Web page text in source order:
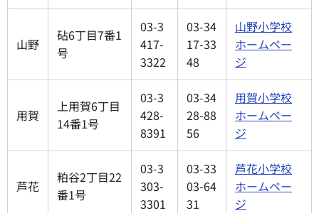
山野
砧6丁目7番1
号
03-3
417-
3322
03-34
17-33
48
山野小学校
ホームペー
ジ
用賀
上用賀6丁目
14番1号
03-3
428-
8391
03-34
28-88
56
用賀小学校
ホームペー
ジ
芦花
粕谷2丁目22
番1号
03-3
303-
3301
03-33
03-64
31
芦花小学校
ホームペー
ジ